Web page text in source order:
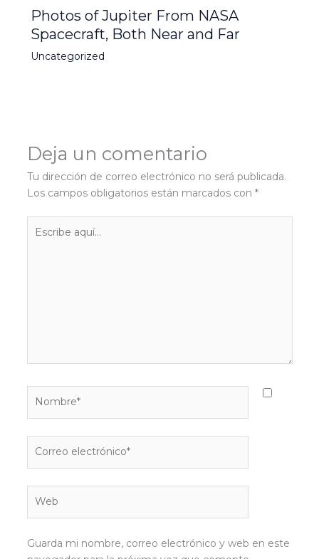
Photos of Jupiter From NASA
Spacecraft, Both Near and Far
Uncategorized
Deja un comentario
Tu dirección de correo electrónico no será publicada.
Los campos obligatorios están marcados con *
aquí...
electrónico*
Guarda mi nombre, correo electrónico y web en este